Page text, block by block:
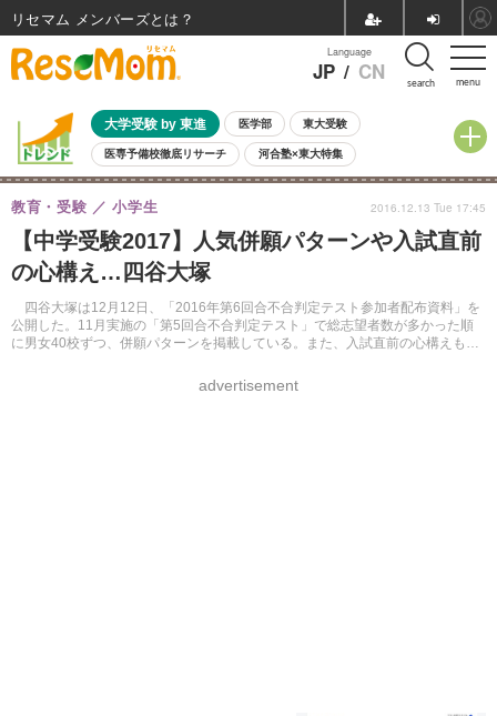
menu
Language
JP / CN search
大学受験 by 東進 医学部 東大受験
医専予備校徹底リサーチ 河合塾×東大特集
親子で考える大学選び 高校受験 中学受験 小学校受験
共通テスト 夏休み
8月開催イベント・WS 全国公立高校 過去問 人気記事
自由研究教材（小学生向け） 自由研究教材（中学生向け）
【中学受験2017】人気併願パターンや入試直前
の心構え…四谷大塚
四谷大塚は12月12日、「2016年第6回合不合判定テスト参加者配布資料」を
公開した。11月実施の「第5回合不合判定テスト」で総志望者数が多かった順
に男女40校ずつ、併願パターンを掲載している。また、入試直前の心構えも紹
教育・受験 小学生
advertisement
2016.12.13 Tue 17:45
リセマム メンバーズ